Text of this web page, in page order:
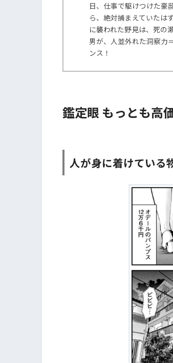
日、仕事で駆けつけた豪
ら、絶対捕まえていたは
に襲われた野見は、死の
男が、人並外れた洞察力
ンス！
鑑定眼 もっとも高
人が身に着けている